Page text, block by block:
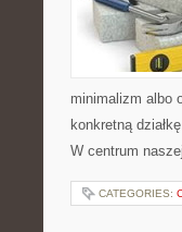
minimalizm albo
konkretną
W centrum
CATEGORIES: